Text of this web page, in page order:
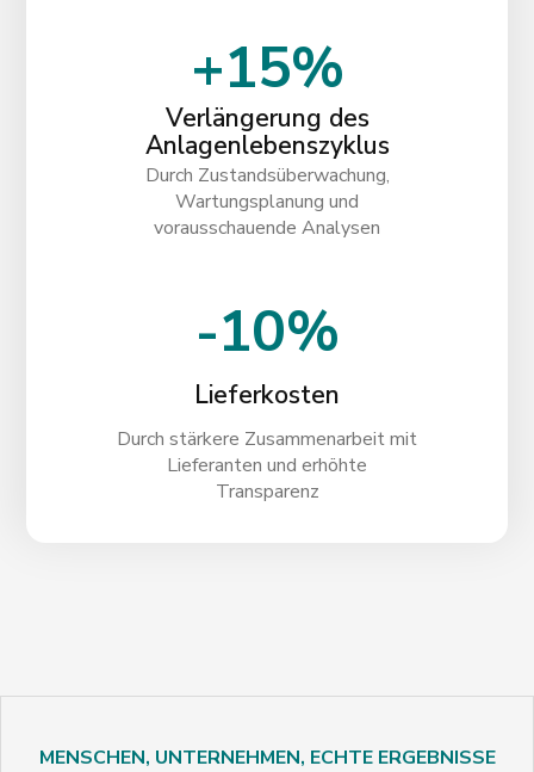
+15%
Verlängerung des
Anlagenlebenszyklus
Durch Zustandsüberwachung,
Wartungsplanung und
vorausschauende Analysen
-10%
Lieferkosten
Durch stärkere Zusammenarbeit mit
Lieferanten und erhöhte
Transparenz
MENSCHEN, UNTERNEHMEN, ECHTE ERGEBNISSE